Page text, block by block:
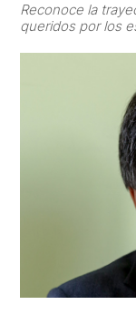
Aviso
de
Reconoce la
queridos por los